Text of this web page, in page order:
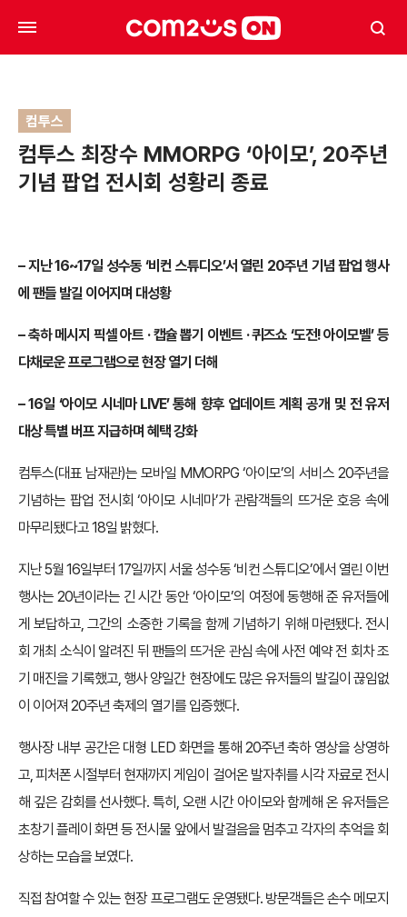
컴투스
컴투스 최장수 MMORPG ‘아이모’, 20주년
기념 팝업 전시회 성황리 종료
– 지난 16~17일 성수동 ‘비컨 스튜디오’서 열린 20주년 기념 팝업 행사
에 팬들 발길 이어지며 대성황
– 축하 메시지 픽셀 아트 · 캡슐 뽑기 이벤트 · 퀴즈쇼 ‘도전! 아이모벨’ 등
다채로운 프로그램으로 현장 열기 더해
– 16일 ‘아이모 시네마 LIVE’ 통해 향후 업데이트 계획 공개 및 전 유저
대상 특별 버프 지급하며 혜택 강화
컴투스(대표 남재관)는 모바일 MMORPG ‘아이모’의 서비스 20주년을
기념하는 팝업 전시회 ‘아이모 시네마’가 관람객들의 뜨거운 호응 속에
마무리됐다고 18일 밝혔다.
지난 5월 16일부터 17일까지 서울 성수동 ‘비컨 스튜디오’에서 열린 이번
행사는 20년이라는 긴 시간 동안 ‘아이모’의 여정에 동행해 준 유저들에
게 보답하고, 그간의 소중한 기록을 함께 기념하기 위해 마련됐다. 전시
회 개최 소식이 알려진 뒤 팬들의 뜨거운 관심 속에 사전 예약 전 회차 조
기 매진을 기록했고, 행사 양일간 현장에도 많은 유저들의 발길이 끊임없
이 이어져 20주년 축제의 열기를 입증했다.
행사장 내부 공간은 대형 LED 화면을 통해 20주년 축하 영상을 상영하
고, 피처폰 시절부터 현재까지 게임이 걸어온 발자취를 시각 자료로 전시
해 깊은 감회를 선사했다. 특히, 오랜 시간 아이모와 함께해 온 유저들은
초창기 플레이 화면 등 전시물 앞에서 발걸음을 멈추고 각자의 추억을 회
상하는 모습을 보였다.
직접 참여할 수 있는 현장 프로그램도 운영됐다. 방문객들은 손수 메모지